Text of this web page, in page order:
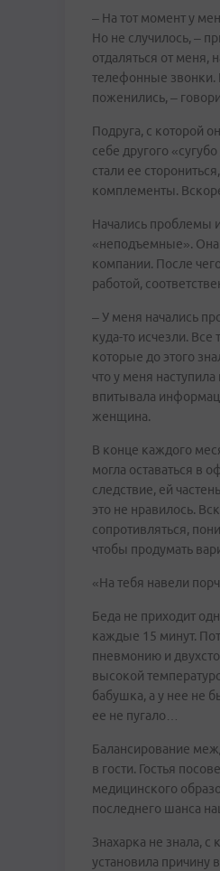
– На тот момент у
Но не случилось, –
отдаляться от меня,
телефонные звонки.
поженились, –
Подруга, с которой
себе другого
стали ее
комплементы.
Начались проблемы
«неподъемные». Она
компании. После
работой,
– У меня начались
куда-то исчезли. Все
которые до этого
что у меня
впитывала
женщина.
В конце каждого
могла оставаться в
следствие, ей
это не нравилось.
сопротивляться,
чтобы продумать
«На тебя навели
Беда не приходит
каждые 15 минут.
пневмонию и
высокой
бабушка, а у нее не
ее не пугало…
Балансирование
в гости. Гостья
медицинского
последнего шанса
Знахарка не знала,
установила причину